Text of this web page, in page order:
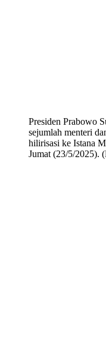
Presiden Prabowo
sejumlah menteri
hilirisasi ke Istana
Jumat (23/5/2025).